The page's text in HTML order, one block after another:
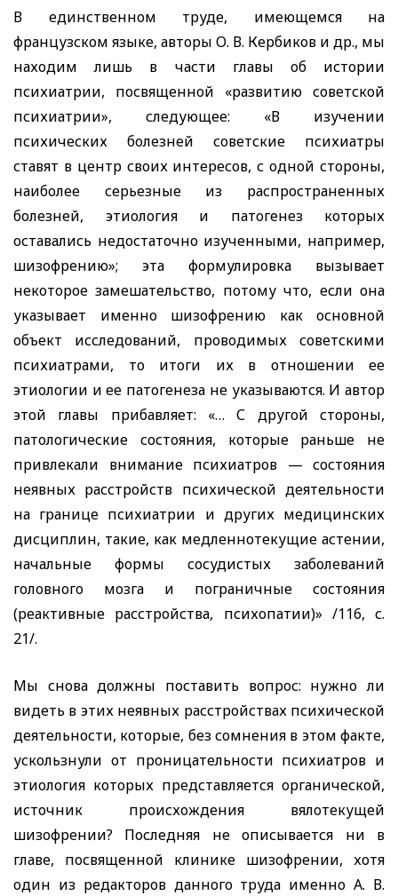
В единственном труде, имеющемся на
французском языке, авторы О. В. Кербиков и др., мы
находим лишь в части главы об истории
психиатрии, посвященной «развитию советской
психиатрии», следующее: «В изучении
психических болезней советские психиатры
ставят в центр своих интересов, с одной стороны,
наиболее серьезные из распространенных
болезней, этиология и патогенез которых
оставались недостаточно изученными, например,
шизофрению»; эта формулировка вызывает
некоторое замешательство, потому что, если она
указывает именно шизофрению как основной
объект исследований, проводимых советскими
психиатрами, то итоги их в отношении ее
этиологии и ее патогенеза не указываются. И автор
этой главы прибавляет: «… С другой стороны,
патологические состояния, которые раньше не
привлекали внимание психиатров — состояния
неявных расстройств психической деятельности
на границе психиатрии и других медицинских
дисциплин, такие, как медленнотекущие астении,
начальные формы сосудистых заболеваний
головного мозга и пограничные состояния
(реактивные расстройства, психопатии)» /116, с.
21/.
Мы снова должны поставить вопрос: нужно ли
видеть в этих неявных расстройствах психической
деятельности, которые, без сомнения в этом факте,
ускользнули от проницательности психиатров и
этиология которых представляется органической,
источник происхождения вялотекущей
шизофрении? Последняя не описывается ни в
главе, посвященной клинике шизофрении, хотя
один из редакторов данного труда именно А. В.